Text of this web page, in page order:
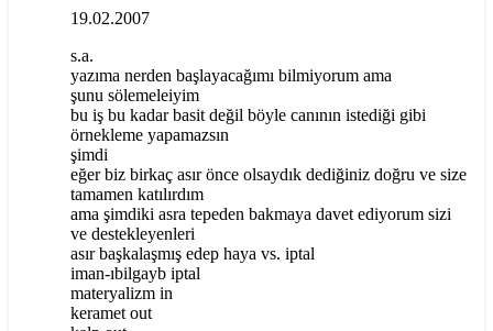
19.02.2007
s.a.
yazıma nerden başlayacağımı bilmiyorum ama
şunu sölemeleiyim
bu iş bu kadar basit değil böyle canının istediği gibi
örnekleme yapamazsın
şimdi
eğer biz birkaç asır önce olsaydık dediğiniz doğru ve size
tamamen katılırdım
ama şimdiki asra tepeden bakmaya davet ediyorum sizi
ve destekleyenleri
asır başkalaşmış edep haya vs. iptal
iman-ıbilgayb iptal
materyalizm in
keramet out